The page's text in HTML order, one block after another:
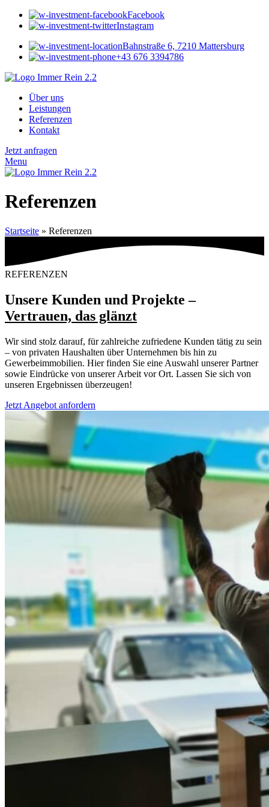
Facebook
Instagram
Bahnstraße 6, 7210 Mattersburg
+43 676 3394786
Über uns
Leistungen
Referenzen
Kontakt
Jetzt anfragen
Menu
Referenzen
Startseite » Referenzen
REFERENZEN
Unsere Kunden und Projekte –
Vertrauen, das glänzt
Wir sind stolz darauf, für zahlreiche zufriedene Kunden tätig zu sein
– von privaten Haushalten über Unternehmen bis hin zu
Gewerbeimmobilien. Hier finden Sie eine Auswahl unserer Partner
sowie Eindrücke von unserer Arbeit vor Ort. Lassen Sie sich von
unseren Ergebnissen überzeugen!
Jetzt Angebot anfordern